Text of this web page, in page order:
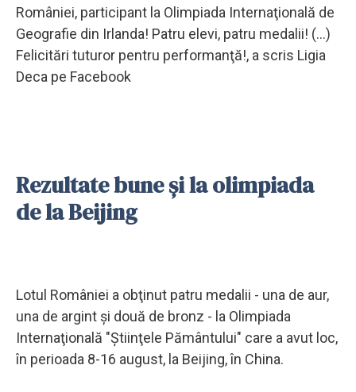
României, participant la Olimpiada Internaţională de
Geografie din Irlanda! Patru elevi, patru medalii! (...)
Felicitări tuturor pentru performanţă!, a scris Ligia
Deca pe Facebook
Rezultate bune și la olimpiada
de la Beijing
Lotul României a obţinut patru medalii - una de aur,
una de argint şi două de bronz - la Olimpiada
Internaţională "Ştiinţele Pământului" care a avut loc,
în perioada 8-16 august, la Beijing, în China.